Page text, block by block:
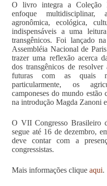
O livro integra a Coleção
enfoque multidisciplinar,
agronômica, ecológica,
indispensáveis a uma
transgênicos. Foi lançado
Assembléia Nacional de
trazer uma reflexão acerca
dos transgênicos de
futuras com as quais
particularmente, os
camponeses do mundo estão
na introdução Magda Zanoni
O VII Congresso Brasileiro
segue até 16 de dezembro,
deve contar com a
congressistas.
Mais informações clique aqui.